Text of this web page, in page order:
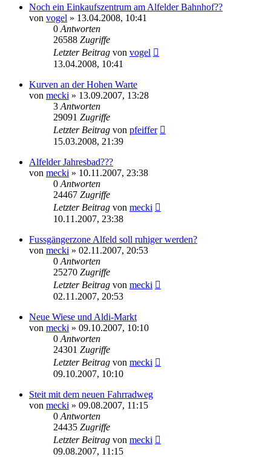
Noch ein Einkaufszentrum am Alfelder Bahnhof??
von vogel » 13.04.2008, 10:41
0 Antworten
26588 Zugriffe
Letzter Beitrag von vogel
13.04.2008, 10:41
Kurven an der Hohen Warte
von mecki » 13.09.2007, 13:28
3 Antworten
29091 Zugriffe
Letzter Beitrag von pfeiffer
15.03.2008, 21:39
Alfelder Jahresbad???
von mecki » 10.11.2007, 23:38
0 Antworten
24467 Zugriffe
Letzter Beitrag von mecki
10.11.2007, 23:38
Fussgängerzone Alfeld soll ruhiger werden?
von mecki » 02.11.2007, 20:53
0 Antworten
25270 Zugriffe
Letzter Beitrag von mecki
02.11.2007, 20:53
Neue Wiese und Aldi-Markt
von mecki » 09.10.2007, 10:10
0 Antworten
24301 Zugriffe
Letzter Beitrag von mecki
09.10.2007, 10:10
Steit mit dem neuen Fahrradweg
von mecki » 09.08.2007, 11:15
0 Antworten
24435 Zugriffe
Letzter Beitrag von mecki
09.08.2007, 11:15